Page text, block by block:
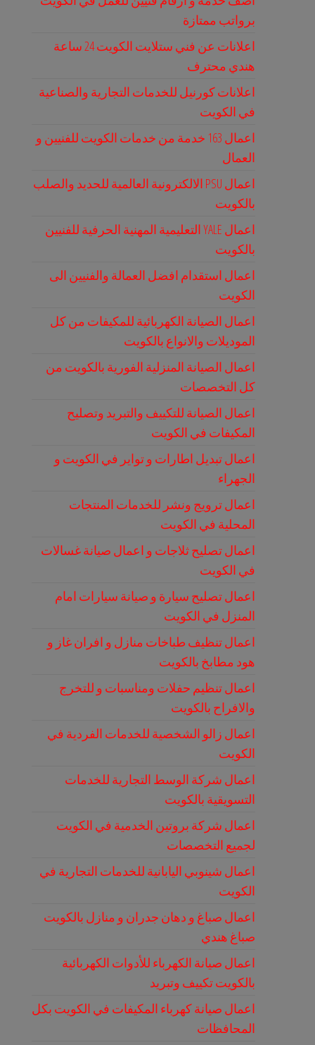
برواتب ممتازة
اعلانات عن فني ستلايت الكويت 24 ساعة
هندي محترف
اعلانات كورنيل للخدمات التجارية والصناعية
في الكويت
اعمال 163 خدمة من خدمات الكويت للفنيين و
العمال
اعمال PSU الالكترونية العالمية للحديد والصلب
بالكويت
اعمال YALE التعليمية المهنية الحرفية للفنيين
بالكويت
اعمال استقدام افضل العمالة والفنيين الى
الكويت
اعمال الصيانة الكهربائية للمكيفات من كل
الموديلات والانواع بالكويت
اعمال الصيانة المنزلية الفورية بالكويت من
كل التخصصات
اعمال الصيانة للتكييف والتبريد وتصليح
المكيفات في الكويت
اعمال تبديل اطارات و تواير في الكويت و
الجهراء
اعمال ترويج ونشر للخدمات المنتجات
المحلية في الكويت
اعمال تصليح ثلاجات و اعمال صيانة غسالات
في الكويت
اعمال تصليح سيارة و صيانة سيارات امام
المنزل في الكويت
اعمال تنظيف طباخات منازل و افران غاز و
هود مطابخ بالكويت
اعمال تنظيم حفلات ومناسبات و للتخرج
والافراح بالكويت
اعمال زالو الشخصية للخدمات الفردية في
الكويت
اعمال شركة الوسط التجارية للخدمات
التسويقية بالكويت
اعمال شركة بروتين الخدمية في الكويت
لجميع التخصصات
اعمال شينوبي اليابانية للخدمات التجارية في
الكويت
اعمال صباغ و دهان جدران و منازل بالكويت
صباغ هندي
اعمال صيانة الكهرباء للأدوات الكهربائية
بالكويت تكييف وتبريد
اعمال صيانة كهرباء المكيفات في الكويت بكل
المحافظات